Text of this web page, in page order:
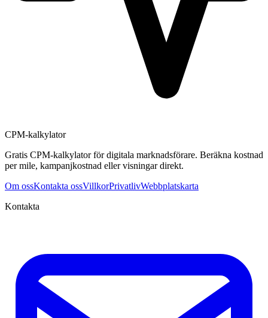
CPM-kalkylator
Gratis CPM-kalkylator för digitala marknadsförare. Beräkna kostnad
per mile, kampanjkostnad eller visningar direkt.
Om ossKontakta ossVillkorPrivatlivWebbplatskarta
Kontakta